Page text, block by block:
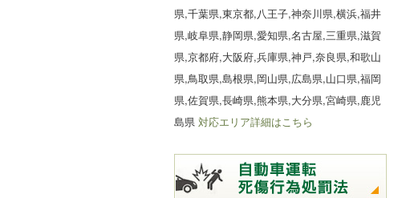
県,千葉県,東京都,八王子,神奈川県,横浜,福井
県,岐阜県,静岡県,愛知県,名古屋,三重県,滋賀
県,京都府,大阪府,兵庫県,神戸,奈良県,和歌山
県,鳥取県,島根県,岡山県,広島県,山口県,福岡
県,佐賀県,長崎県,熊本県,大分県,宮崎県,鹿児
島県 対応エリア詳細はこちら